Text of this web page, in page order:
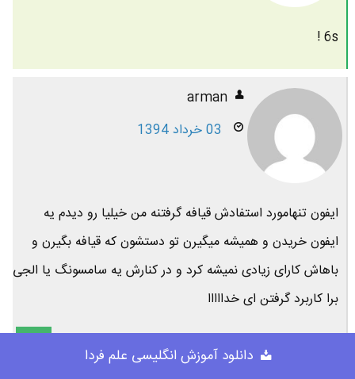
6s !
arman
03 خرداد 1394
ایفون تنهامورد استفادش قیافه گرفتنه من خیلیا رو دیدم یه
ایفون خریدن و همیشه میگیرن تو دستشون که قیافه بگیرن و
باهاش کارای زیادی نمیشه کرد و در کنارش یه سامسونگ یا الجی
برا کاربرد گرفتن ای خدااااا
دانلود آموزش انگلیسی علم فردا